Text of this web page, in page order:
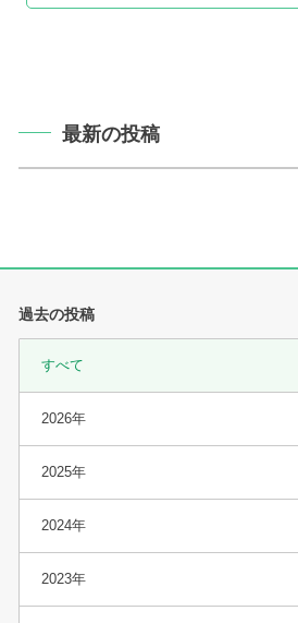
過去の投稿
すべて
2026年
2025年
2024年
2023年
最新の投稿